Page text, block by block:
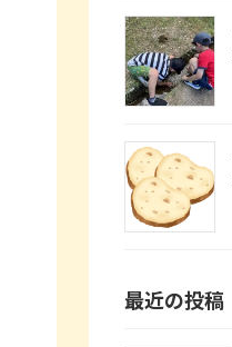
最近の投稿